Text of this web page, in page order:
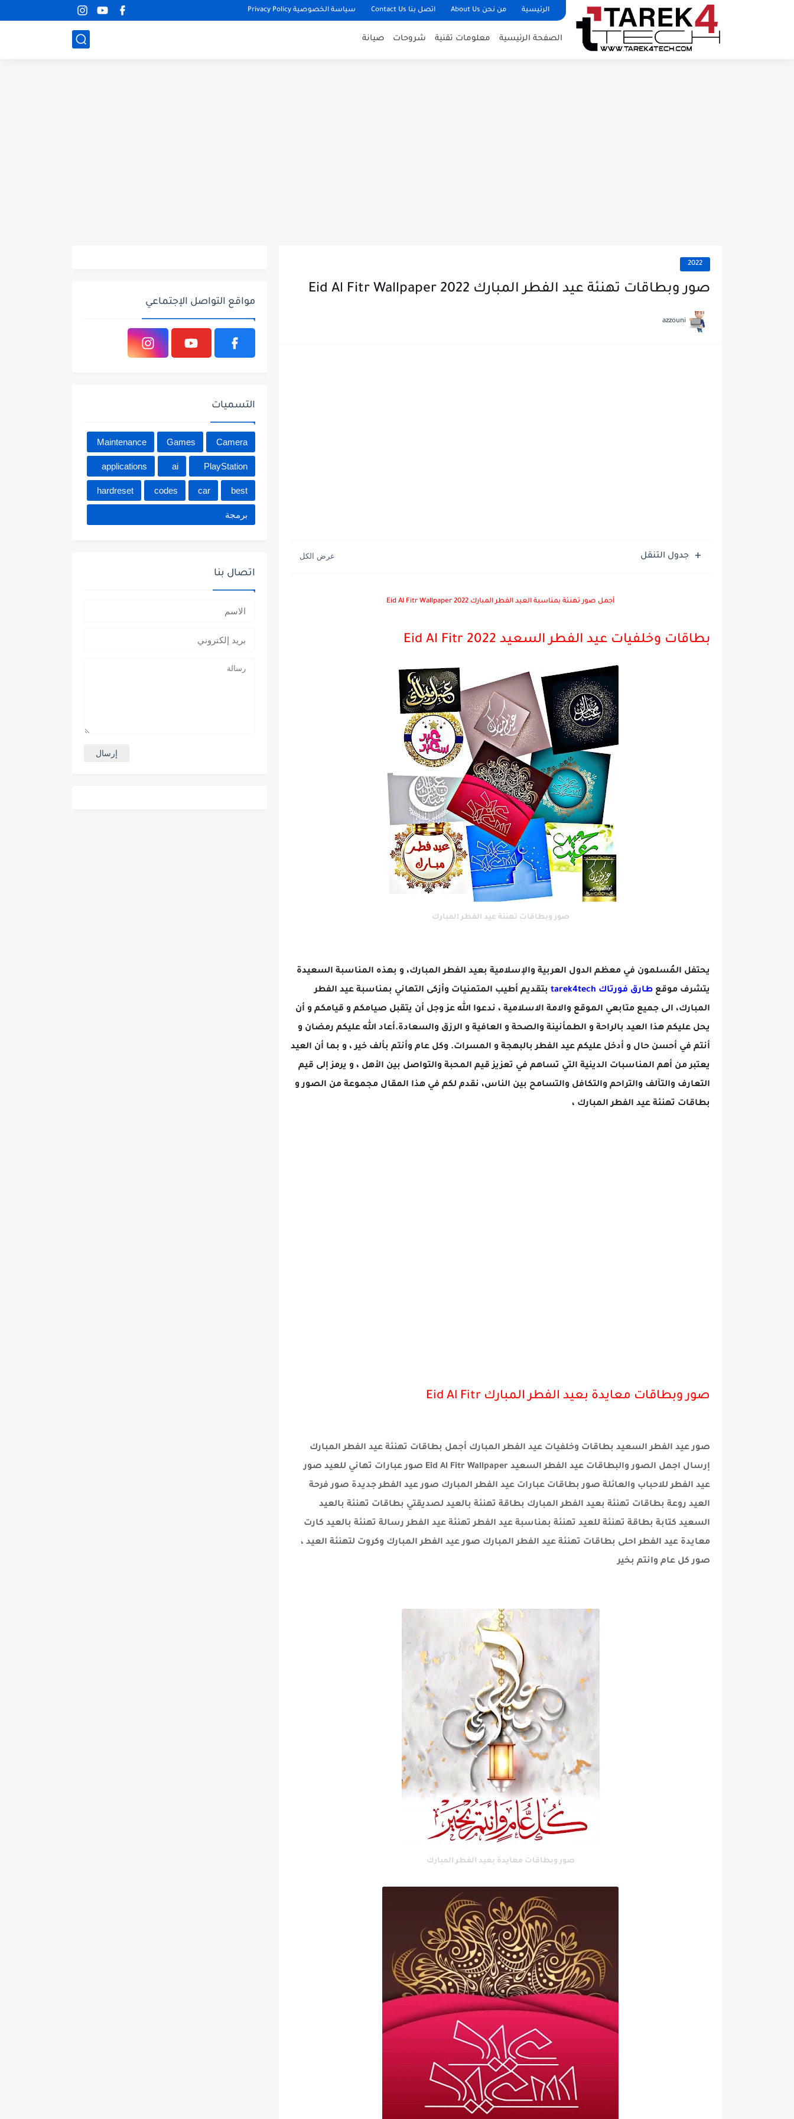
الرئيسية من نحن About Us اتصل بنا Contact Us سياسة الخصوصية Privacy Policy
الصفحة الرئيسية معلومات تقنية شروحات صيانة
2022
صور وبطاقات تهنئة عيد الفطر المبارك 2022 Eid Al Fitr Wallpaper
azzouni
جدول التنقل
أجمل صور تهنئة بمناسبة العيد الفطر المبارك Eid Al Fitr Wallpaper 2022
بطاقات وخلفيات عيد الفطر السعيد Eid Al Fitr 2022
صور وبطاقات تهنئة عيد الفطر المبارك
يحتفل المُسلمون في معظم الدول العربية والإسلامية بعيد الفطر المبارك، و بهذه المناسبة السعيدة
يتشرف موقع طارق فورتاك tarek4tech
بتقديم أطيب المتمنيات وأزكى التهاني بمناسبة عيد الفطر
المبارك، الى جميع متابعي الموقع والامة الاسلامية ، ندعوا الله عز وجل أن يتقبل صيامكم و قيامكم و أن
يحل عليكم هذا العيد بالراحة و الطمأنينة والصحة و العافية و الرزق والسعادة.أعاد الله عليكم رمضان و
أنتم في أحسن حال و أدخل عليكم عيد الفطر بالبهجة و المسرات. وكل عام وأنتم بألف خير ، و بما أن العيد
يعتبر من أهم المناسبات الدينية التي تساهم في تعزيز قيم المحبة والتواصل بين الأهل ، و يرمز إلى قيم
التعارف والتآلف والتراحم والتكافل والتسامح بين الناس، نقدم لكم في هذا المقال مجموعة من الصور و
بطاقات تهنئة عيد الفطر المبارك ،
صور وبطاقات معايدة بعيد الفطر المبارك Eid Al Fitr
صور عيد الفطر السعيد بطاقات وخلفيات عيد الفطر المبارك أجمل بطاقات تهنئة عيد الفطر المبارك
إرسال اجمل الصور والبطاقات عيد الفطر السعيد Eid Al Fitr Wallpaper صور عبارات تهاني للعيد صور
عيد الفطر للاحباب والعائلة صور بطاقات عبارات عيد الفطر المبارك صور عيد الفطر جديدة صور فرحة
العيد روعة بطاقات تهنئة بعيد الفطر المبارك بطاقة تهنئة بالعيد لصديقتي بطاقات تهنئة بالعيد
السعيد كتابة بطاقة تهنئة للعيد تهنئة بمناسبة عيد الفطر تهنئة عيد الفطر رسالة تهنئة بالعيد كارت
معايدة عيد الفطر احلى بطاقات تهنئة عيد الفطر المبارك صور عيد الفطر المبارك وكروت لتهنئة العيد ،
صور كل عام وانتم بخير
صور وبطاقات معايدة بعيد الفطر المبارك
مواقع التواصل الإجتماعي
التسميات
Camera
Games
Maintenance
PlayStation
ai
applications
best
car
codes
hardreset
برمجة
اتصال بنا